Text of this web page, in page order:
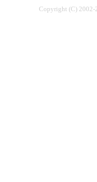
Copyright (C) 2002-